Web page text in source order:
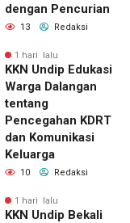
dengan Pencurian
13 Redaksi
1 hari lalu
KKN Undip Edukasi
Warga Dalangan
tentang
Pencegahan KDRT
dan Komunikasi
Keluarga
10 Redaksi
1 hari lalu
KKN Undip Bekali